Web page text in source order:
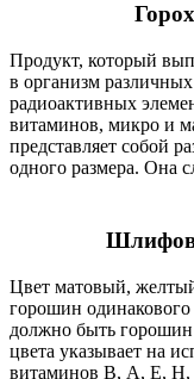
Продукт, который
в организм
радиоактивных
витаминов, микро и
представляет собой
одного размера. Она
Цвет матовый,
горошин одинакового
должно быть
цвета указывает на
витаминов В, А, Е, Н,